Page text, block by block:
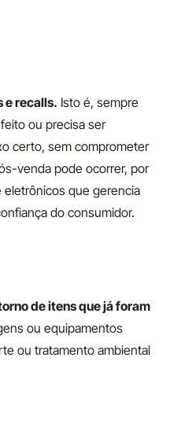
e recalls. Isto é, sempre
ou precisa ser
certo, sem comprometer
venda pode ocorrer, por
eletrônicos que gerencia
do consumidor.
de itens que já foram
ou equipamentos
ou tratamento ambiental